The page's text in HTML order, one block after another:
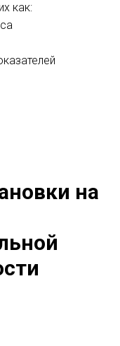
как:
на